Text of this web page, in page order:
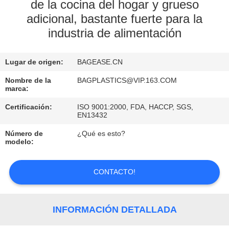
CONTROL
ÉNTRENOS
EN
CONTACTO
CON
PIDA
UNA
de la cocina del hogar y grueso
adicional, bastante fuerte para la
industria de alimentación
Lugar de origen: BAGEASE.CN
Nombre de la
marca:
BAGPLASTICS@VIP.163.COM
Certificación:
ISO 9001:2000, FDA, HACCP, SGS,
EN13432
Número de
modelo:
¿Qué es esto?
CONTACTO!
INFORMACIÓN DETALLADA